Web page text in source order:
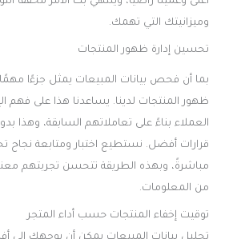
وميزانيتك التي تهمك.
تحسين إدارة ظهور المنتجات
بما أن فحص بيانات المبيعات يمثل جزءًا
ظهور المنتجات لدينا. يساعدنا هذا على فهم
العملاء بناءً على تعاملاتهم السابقة، وهذا
قرارات أفضل. نستطيع اختبار ومتابعة نجاح
من المعلومات.
توقيت إخفاء المنتجات حسب أداء المتجر